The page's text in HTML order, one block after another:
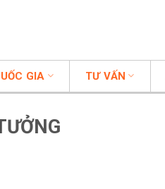
GIA TƯ VẤN